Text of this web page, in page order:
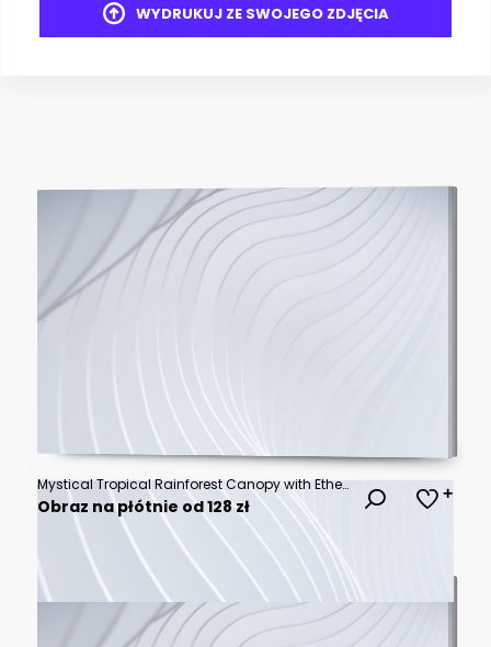
WYDRUKUJ ZE SWOJEGO ZDJĘCIA
Mystical Tropical Rainforest Canopy with Ethereal Golden Sunbeams Piercing Through Thick Emerald Mist and Lush Verdant Foliage - Serene Pristine Jungle Wilderness Landscape
Obraz na płótnie od 128 zł